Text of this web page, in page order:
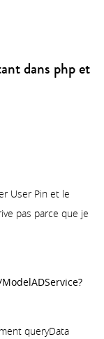
dans php et
User Pin et le
pas parce que je
queryData